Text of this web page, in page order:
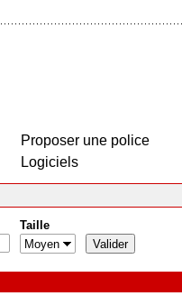
Proposer une police
Logiciels
Taille